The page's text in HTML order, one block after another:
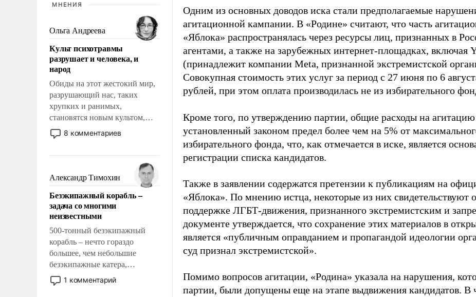
МНЕНИЯ
Ольга Андреева
Культ психотравмы
разрушает и человека, и
народ
Обиды на этот жестокий мир,
разрушающий нас, таких
хрупких и ранимых,
становятся новым культом,
постепенно вытесняя и
отменяя традиционное
мужественным и твердым под
ударами судьбы, брать на себя
ответственность, помогать
слабым, идти вперед и
адаптироваться.
8 комментариев
Александр Тимохин
Безэкипажный корабль –
задача со многими
неизвестными
500-тонный безэкипажный
корабль – нечто гораздо
большее, чем небольшие
безэкипажные катера,
применение которых уже
стало обыденностью. Задача по
1 комментарий
Одним из основных доводов иска стали предполагаемые
агитационной кампании. В «Родине» считают, что часть
«Яблока» распространялась через ресурсы лиц, признанных в
агентами, а также на зарубежных интернет-площадках, включая
(принадлежит компании Meta, признанной экстремистской
Совокупная стоимость этих услуг за период с 27 июня по 6
рублей, при этом оплата производилась не из избирательного
Кроме того, по утверждению партии, общие расходы на
установленный законом предел более чем на 5% от
избирательного фонда, что, как отмечается в иске, является
регистрации списка кандидатов.
Также в заявлении содержатся претензии к публикациям на
«Яблока». По мнению истца, некоторые из них свидетельствуют
поддержке ЛГБТ-движения, признанного экстремистским и
документе утверждается, что сохранение этих материалов в
является «публичным оправданием и пропагандой идеологии
суд признал экстремистской».
Помимо вопросов агитации, «Родина» указала на нарушения,
партии, были допущены еще на этапе выдвижения кандидатов. В